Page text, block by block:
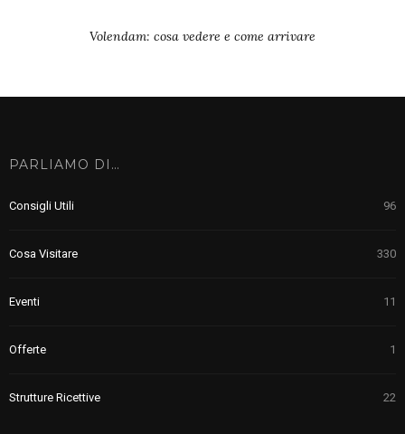
Volendam: cosa vedere e come arrivare
PARLIAMO DI…
Consigli Utili 96
Cosa Visitare 330
Eventi 11
Offerte 1
Strutture Ricettive 22